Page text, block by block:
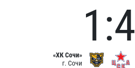
«ХК Сочи»
г. Сочи
1:4